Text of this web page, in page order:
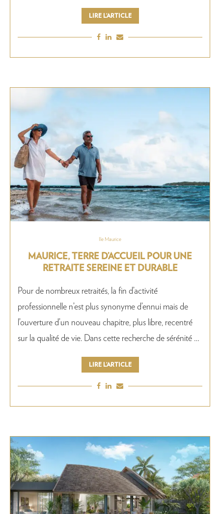
LIRE L’ARTICLE
Ile Maurice
MAURICE, TERRE D’ACCUEIL POUR UNE
RETRAITE SEREINE ET DURABLE
Pour de nombreux retraités, la fin d’activité
professionnelle n’est plus synonyme d’ennui mais de
l’ouverture d’un nouveau chapitre, plus libre, recentré
sur la qualité de vie. Dans cette recherche de sérénité …
LIRE L’ARTICLE